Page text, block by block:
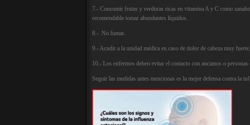
7.- Consumir frutas y verduras ricas en vitamina A y C como
recomendable tomar abundantes líquidos.
8.-. No fumar.
9.- Acudir a la unidad médica en caso de dolor de cabeza muy
10.- Los enfermos deben evitar el contacto con ancianos o
Seguir las medidas antes mencionas es la mejor defensa contra la